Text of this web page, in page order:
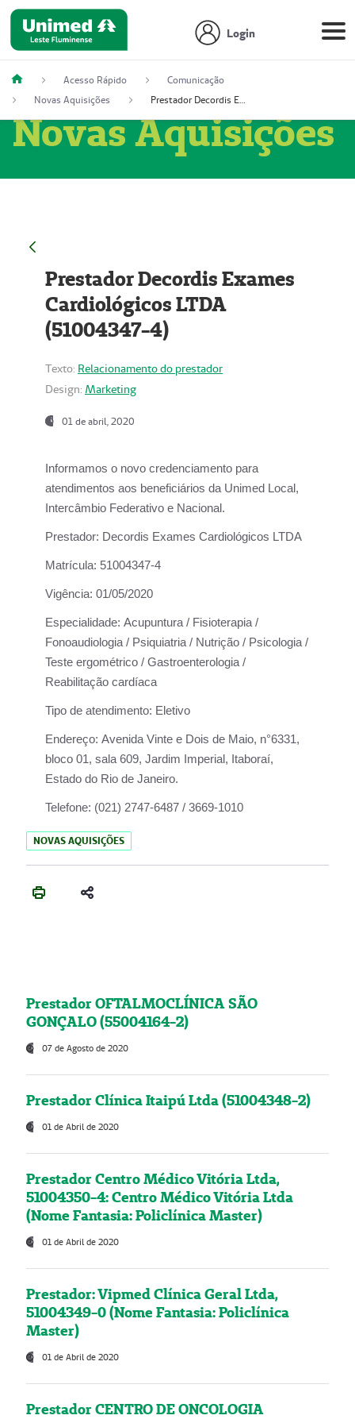
Login
Acesso Rápido
Comunicação
Novas Aquisições
Prestador Decordis Exames Cardiológicos LTDA (51004347-4)
Novas Aquisições
Prestador Decordis Exames
Cardiológicos LTDA
(51004347-4)
Texto: Relacionamento do prestador
Design: Marketing
01 de abril, 2020
Informamos o novo credenciamento para
atendimentos aos beneficiários da Unimed Local,
Intercâmbio Federativo e Nacional.
Prestador: Decordis Exames Cardiológicos LTDA
Matrícula: 51004347-4
Vigência: 01/05/2020
Especialidade: Acupuntura / Fisioterapia /
Fonoaudiologia / Psiquiatria / Nutrição / Psicologia /
Teste ergométrico / Gastroenterologia /
Reabilitação cardíaca
Tipo de atendimento: Eletivo
Endereço: Avenida Vinte e Dois de Maio, n°6331,
bloco 01, sala 609, Jardim Imperial, Itaboraí,
Estado do Rio de Janeiro.
Telefone: (021) 2747-6487 / 3669-1010
NOVAS AQUISIÇÕES
Prestador OFTALMOCLÍNICA SÃO
GONÇALO (55004164-2)
07 de Agosto de 2020
Prestador Clínica Itaipú Ltda (51004348-2)
01 de Abril de 2020
Prestador Centro Médico Vitória Ltda,
51004350-4: Centro Médico Vitória Ltda
(Nome Fantasia: Policlínica Master)
01 de Abril de 2020
Prestador: Vipmed Clínica Geral Ltda,
51004349-0 (Nome Fantasia: Policlínica
Master)
01 de Abril de 2020
Prestador CENTRO DE ONCOLOGIA